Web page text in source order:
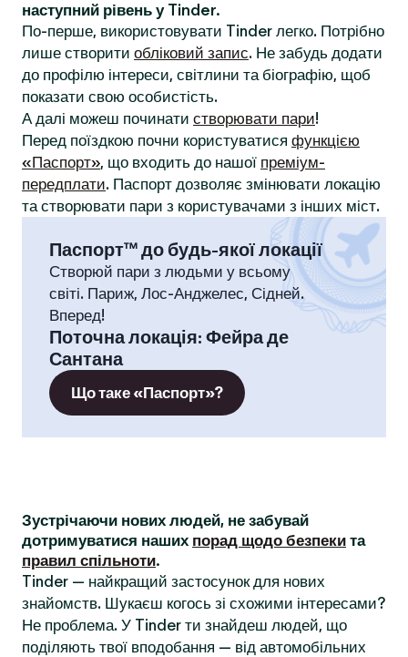
наступний рівень у Tinder.
По-перше, використовувати Tinder легко. Потрібно
лише створити обліковий запис. Не забудь додати
до профілю інтереси, світлини та біографію, щоб
показати свою особистість.
А далі можеш починати створювати пари!
Перед поїздкою почни користуватися функцією
«Паспорт», що входить до нашої преміум-
передплати. Паспорт дозволяє змінювати локацію
та створювати пари з користувачами з інших міст.
Паспорт™ до будь-якої локації
Створюй пари з людьми у всьому
світі. Париж, Лос-Анджелес, Сідней.
Вперед!
Поточна локація: Фейра де
Сантана
Що таке «Паспорт»?
Зустрічаючи нових людей, не забувай
дотримуватися наших порад щодо безпеки та
правил спільноти.
Tinder — найкращий застосунок для нових
знайомств. Шукаєш когось зі схожими інтересами?
Не проблема. У Tinder ти знайдеш людей, що
поділяють твої вподобання — від автомобільних